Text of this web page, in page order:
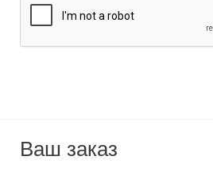
Ваш заказ